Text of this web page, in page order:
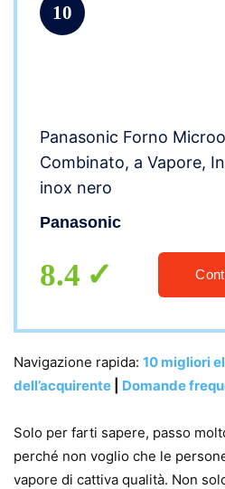
10
Panasonic Forno
Combinato, a Vapore,
inox nero
Panasonic
8.4
Navigazione rapida: 10 migliori
dell’acquirente
Domande
Solo per farti sapere, passo
perché non voglio che le
vapore di cattiva qualità. Non